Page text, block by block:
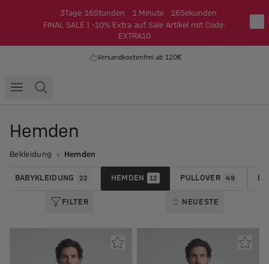
3Tage 16Stunden 1 Minute 16Sekunden
FINAL SALE | -10% Extra auf Sale Artikel mit Code:
EXTRA10
Versandkostenfrei ab 120€
Hemden
Bekleidung Hemden
BABYKLEIDUNG 22 HEMDEN 12 PULLOVER 49
FILTER NEUESTE